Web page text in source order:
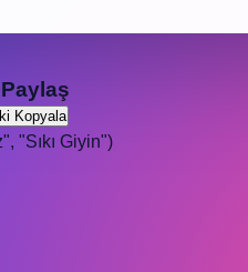
Kopyala
"Sıkı Giyin")